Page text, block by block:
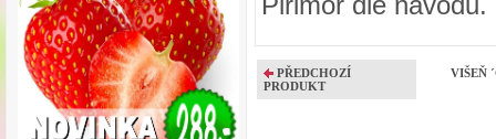
PŘEDCHOZÍ
PRODUKT
VIŠEŇ